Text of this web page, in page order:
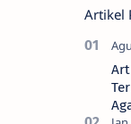
Artikel